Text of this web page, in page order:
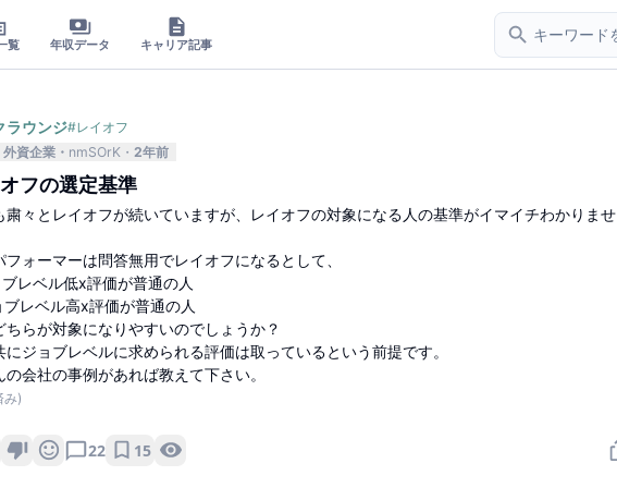
覧 年収データ キャリア記事
ラウンジ#レイオフ
外資企業
nmSOrK 2年前
フの選定基準
粛々とレイオフが続いていますが、レイオフの対象になる人の基準がイマイチわかりませ
フォーマーは問答無用でレイオフになるとして、
レベル低x評価が普通の人
ブレベル高x評価が普通の人
ちらが対象になりやすいのでしょうか？
にジョブレベルに求められる評価は取っているという前提です。
の会社の事例があれば教えて下さい。
み)
22 15